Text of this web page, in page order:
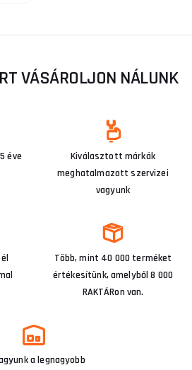
VÁSÁROLJON NÁLUNK
éve
Kiválasztott márkák
meghatalmazott szervizei
vagyunk
Több, mint 40 000 terméket
értékesítünk, amelyből 8 000
RAKTÁRon van.
a legnagyobb